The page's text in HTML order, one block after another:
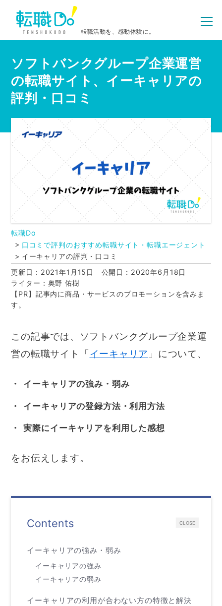
転職活動を、感動体験に。
ソフトバンクグループ企業運営
の転職サイト、イーキャリアの
評判・口コミ
転職Do
口コミで評判のおすすめ転職サイト・転職エージェント
イーキャリアの評判・口コミ
更新日：2021年1月15日
公開日：2020年6月18日
ライター：奥野 佑樹
【PR】記事内に商品・サービスのプロモーションを含みま
す。
この記事では、ソフトバンクグループ企業運
営の転職サイト「イーキャリア 」について、
イーキャリアの強み・弱み
イーキャリアの登録方法・利用方法
実際にイーキャリアを利用した感想
をお伝えします。
CLOSE
Contents
イーキャリアの強み・弱み
イーキャリアの強み
イーキャリアの弱み
イーキャリアの利用が合わない方の特徴と解決